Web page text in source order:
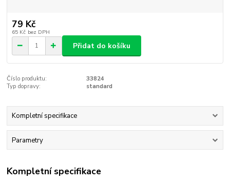
79 Kč
65 Kč bez DPH
Přidat do košíku
Číslo produktu:
33824
Typ dopravy:
standard
Kompletní specifikace
Parametry
Kompletní specifikace